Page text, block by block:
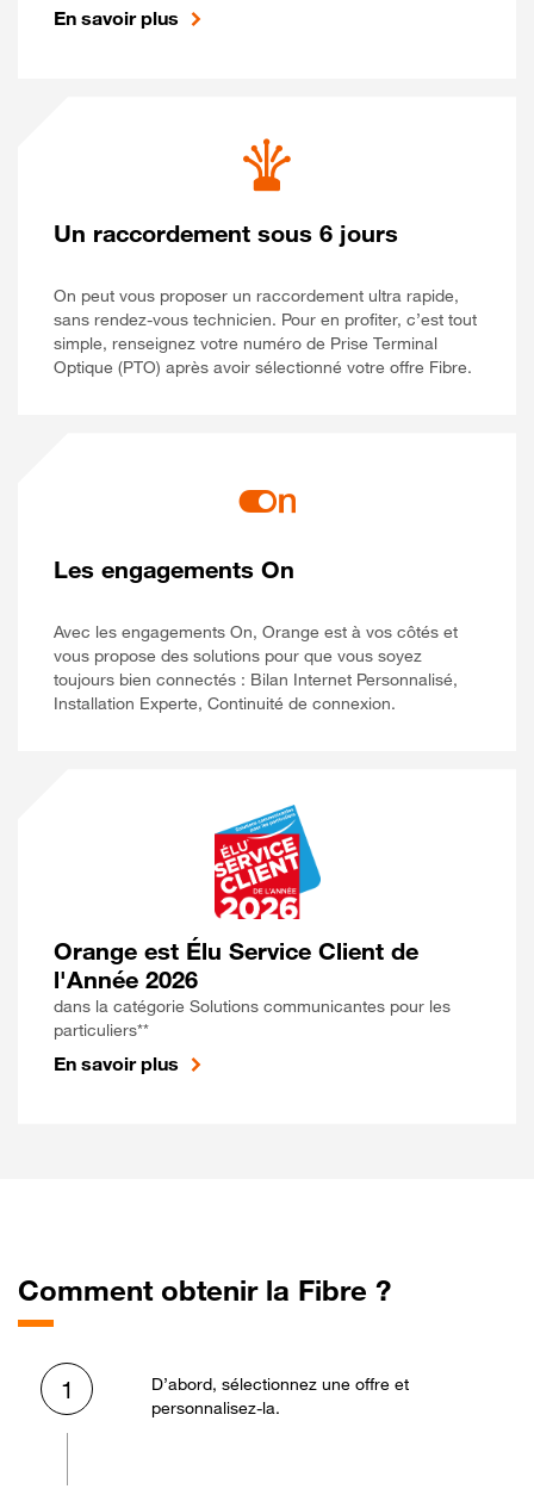
En savoir plus
Un raccordement sous 6 jours
On peut vous proposer un raccordement ultra rapide,
sans rendez-vous technicien. Pour en profiter, c’est tout
simple, renseignez votre numéro de Prise Terminal
Optique (PTO) après avoir sélectionné votre offre Fibre.
Les engagements On
Avec les engagements On, Orange est à vos côtés et
vous propose des solutions pour que vous soyez
toujours bien connectés : Bilan Internet Personnalisé,
Installation Experte, Continuité de connexion.
Orange est Élu Service Client de
l'Année 2026
dans la catégorie Solutions communicantes pour les
particuliers**
En savoir plus
Comment obtenir la Fibre ?
1
D’abord, sélectionnez une offre et
personnalisez-la.